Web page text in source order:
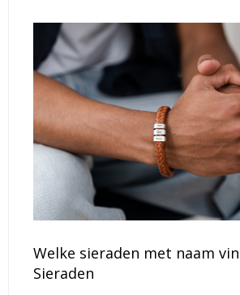
Welke sieraden met naam
Sieraden